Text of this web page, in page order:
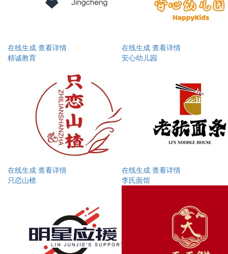
在线生成 查看详情
精诚教育
在线生成 查看详情
安心幼儿园
在线生成 查看详情
只恋山楂
在线生成 查看详情
李氏面馆